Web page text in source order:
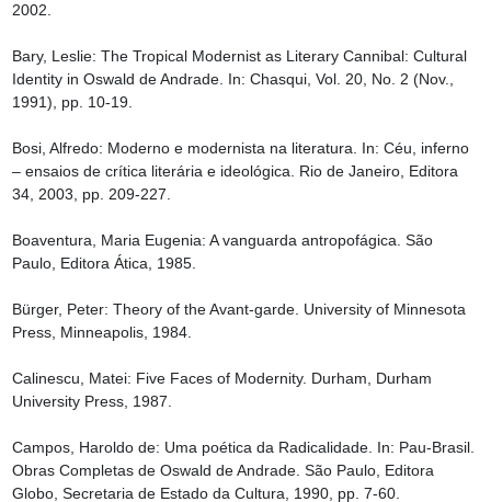
2002.
Bary, Leslie: The Tropical Modernist as Literary Cannibal: Cultural
Identity in Oswald de Andrade. In: Chasqui, Vol. 20, No. 2 (Nov.,
1991), pp. 10-19.
Bosi, Alfredo: Moderno e modernista na literatura. In: Céu, inferno
– ensaios de crítica literária e ideológica. Rio de Janeiro, Editora
34, 2003, pp. 209-227.
Boaventura, Maria Eugenia: A vanguarda antropofágica. São
Paulo, Editora Ática, 1985.
Bürger, Peter: Theory of the Avant-garde. University of Minnesota
Press, Minneapolis, 1984.
Calinescu, Matei: Five Faces of Modernity. Durham, Durham
University Press, 1987.
Campos, Haroldo de: Uma poética da Radicalidade. In: Pau-Brasil.
Obras Completas de Oswald de Andrade. São Paulo, Editora
Globo, Secretaria de Estado da Cultura, 1990, pp. 7-60.